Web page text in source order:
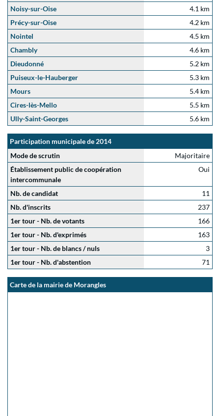
Noisy-sur-Oise
4.1 km
Précy-sur-Oise
4.2 km
Nointel
4.5 km
Chambly
4.6 km
Dieudonné
5.2 km
Puiseux-le-Hauberger
5.3 km
Mours
5.4 km
Cires-lès-Mello
5.5 km
Ully-Saint-Georges
5.6 km
Participation municipale de 2014
Mode de scrutin
Majoritaire
Établissement public de coopération
intercommunale
Oui
Nb. de candidat
11
Nb. d'inscrits
237
1er tour - Nb. de votants
166
1er tour - Nb. d'exprimés
163
1er tour - Nb. de blancs / nuls
3
1er tour - Nb. d'abstention
71
Carte de la mairie de Morangles